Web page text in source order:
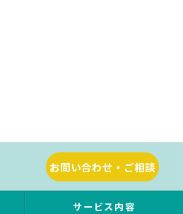
お問い合わせ・ご相談
サービス内容